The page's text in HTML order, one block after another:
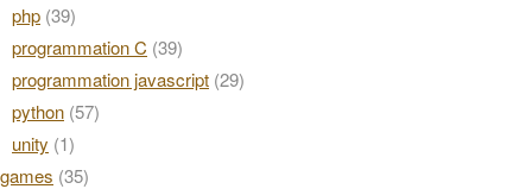
php (39)
programmation C (39)
programmation javascript (29)
python (57)
unity (1)
games (35)